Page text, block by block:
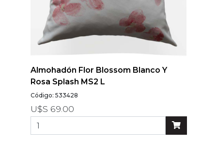
Almohadón Flor Blossom Blanco Y
Rosa Splash MS2 L
Código: 533428
U$S 69.00